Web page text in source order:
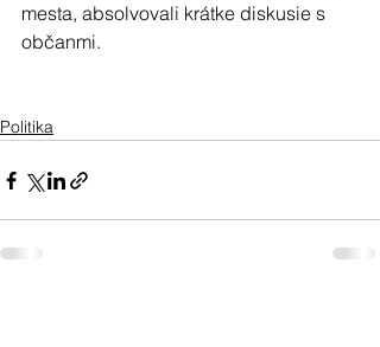
mesta, absolvovali krátke diskusie s
občanmi.
Politika